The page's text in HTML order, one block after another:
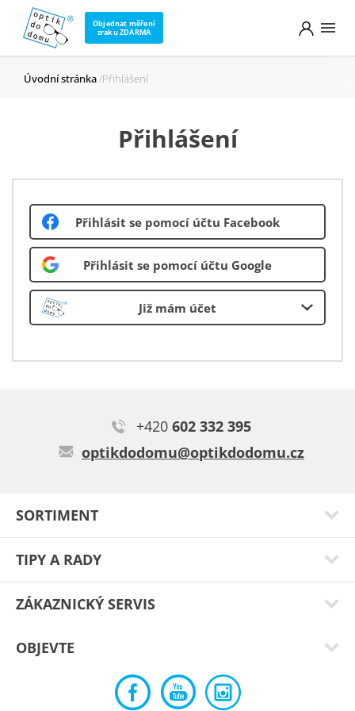
Objednat měření
zraku ZDARMA
Úvodní stránka Přihlášení
Přihlášení
Přihlásit se pomocí účtu Facebook
Přihlásit se pomocí účtu Google
Již mám účet
SORTIMENT
TIPY A RADY
ZÁKAZNICKÝ SERVIS
OBJEVTE
+420 602 332 395
optikdodomu@optikdodomu.cz